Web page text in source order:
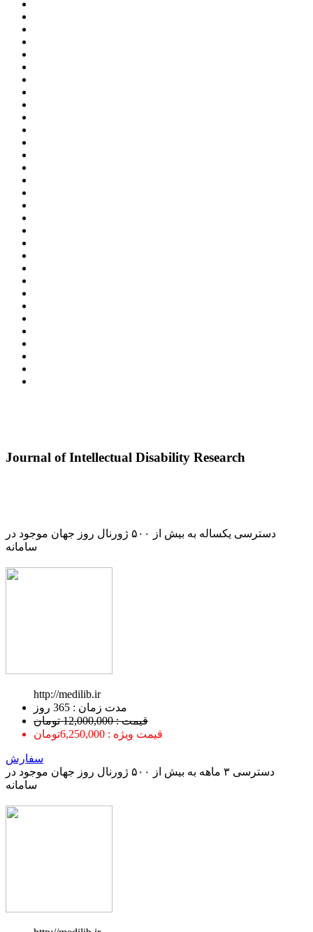
Journal of Intellectual Disability Research
دسترسی یکساله به بیش از ۵۰۰ ژورنال روز جهان موجود در
سامانه
http://medilib.ir
ﻣﺪﺕ ﺯﻣﺎﻥ : 365 ﺭﻭﺯ
قیمت : 12,000,000 تومان
قیمت ویژه : 6,250,000تومان
سفارش
دسترسی ۳ ماهه به بیش از ۵۰۰ ژورنال روز جهان موجود در
سامانه